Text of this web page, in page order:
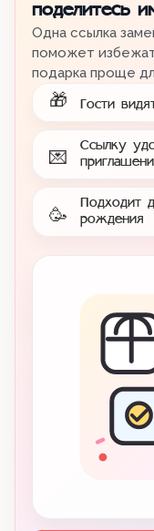
поделитесь
Одна ссылка
поможет
подарка проще
🎁 Гости
💌
Ссылку
🥳
Подходит
рождения